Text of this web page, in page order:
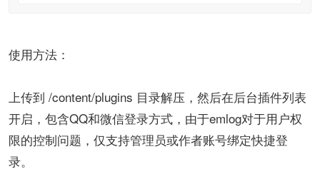
使用方法：
上传到 /content/plugins 目录解压，然后在后台插件列表
开启，包含QQ和微信登录方式，由于emlog对于用户权
限的控制问题，仅支持管理员或作者账号绑定快捷登
录。